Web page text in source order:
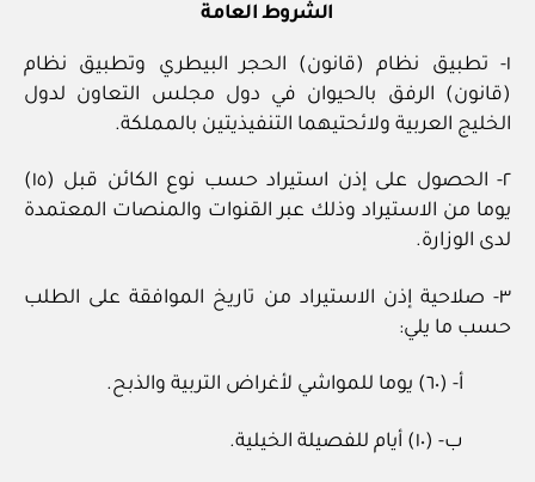
الشروط العامة
١- تطبيق نظام (قانون) الحجر البيطري وتطبيق نظام
(قانون) الرفق بالحيوان في دول مجلس التعاون لدول
الخليج العربية ولائحتيهما التنفيذيتين بالمملكة.
٢- الحصول على إذن استيراد حسب نوع الكائن قبل (١٥)
يوما من الاستيراد وذلك عبر القنوات والمنصات المعتمدة
لدى الوزارة.
٣- صلاحية إذن الاستيراد من تاريخ الموافقة على الطلب
حسب ما يلي:
أ- (٦٠) يوما للمواشي لأغراض التربية والذبح.
ب- (١٠) أيام للفصيلة الخيلية.